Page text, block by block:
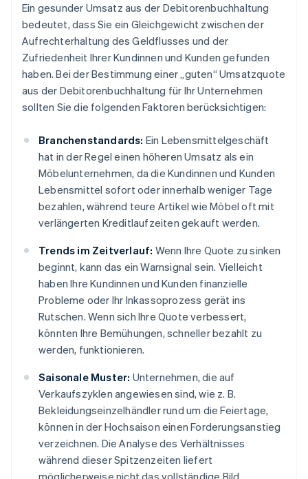
Ein gesunder Umsatz aus der Debitorenbuchhaltung
bedeutet, dass Sie ein Gleichgewicht zwischen der
Aufrechterhaltung des Geldflusses und der
Zufriedenheit Ihrer Kundinnen und Kunden gefunden
haben. Bei der Bestimmung einer „guten“ Umsatzquote
aus der Debitorenbuchhaltung für Ihr Unternehmen
sollten Sie die folgenden Faktoren berücksichtigen:
Branchenstandards: Ein Lebensmittelgeschäft
hat in der Regel einen höheren Umsatz als ein
Möbelunternehmen, da die Kundinnen und Kunden
Lebensmittel sofort oder innerhalb weniger Tage
bezahlen, während teure Artikel wie Möbel oft mit
verlängerten Kreditlaufzeiten gekauft werden.
Trends im Zeitverlauf: Wenn Ihre Quote zu sinken
beginnt, kann das ein Warnsignal sein. Vielleicht
haben Ihre Kundinnen und Kunden finanzielle
Probleme oder Ihr Inkassoprozess gerät ins
Rutschen. Wenn sich Ihre Quote verbessert,
könnten Ihre Bemühungen, schneller bezahlt zu
werden, funktionieren.
Saisonale Muster: Unternehmen, die auf
Verkaufszyklen angewiesen sind, wie z. B.
Bekleidungseinzelhändler rund um die Feiertage,
können in der Hochsaison einen Forderungsanstieg
verzeichnen. Die Analyse des Verhältnisses
während dieser Spitzenzeiten liefert